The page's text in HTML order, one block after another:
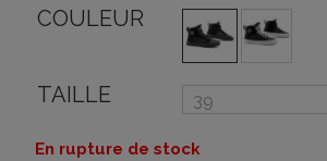
COULEUR
TAILLE
En rupture de stock